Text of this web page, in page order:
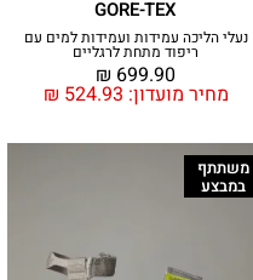
GORE-TEX
נעלי הליכה עמידות ועמידות למים עם
ריפוד מתחת לרגליים
מחיר מועדון: ₪ 524.93
₪ 699.90
משתתף
במבצע